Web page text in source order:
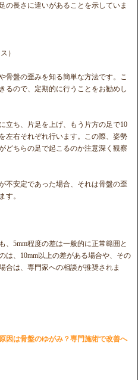
の長さに違いがあることを示していま
）
骨盤の歪みを知る簡単な方法です。こ
るので、定期的に行うことをお勧めし
立ち、片足を上げ、もう片方の足で10
左右それぞれ行います。この際、姿勢
どちらの足で起こるのか注意深く観察
不安定であった場合、それは骨盤の歪
す。
、5mm程度の差は一般的に正常範囲と
は、10mm以上の差がある場合や、その
合は、専門家への相談が推奨されま
因は骨盤のゆがみ？専門施術で改善へ